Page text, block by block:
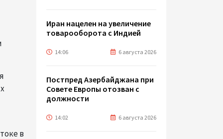
в
Иран нацелен на увеличение
товарооборота с Индией
14:06 6 августа 2026
Постпред Азербайджана при
Совете Европы отозван с
должности
14:02 6 августа 2026